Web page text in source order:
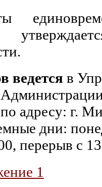
ведется в
адресу: г.
дни:
перерыв с
1